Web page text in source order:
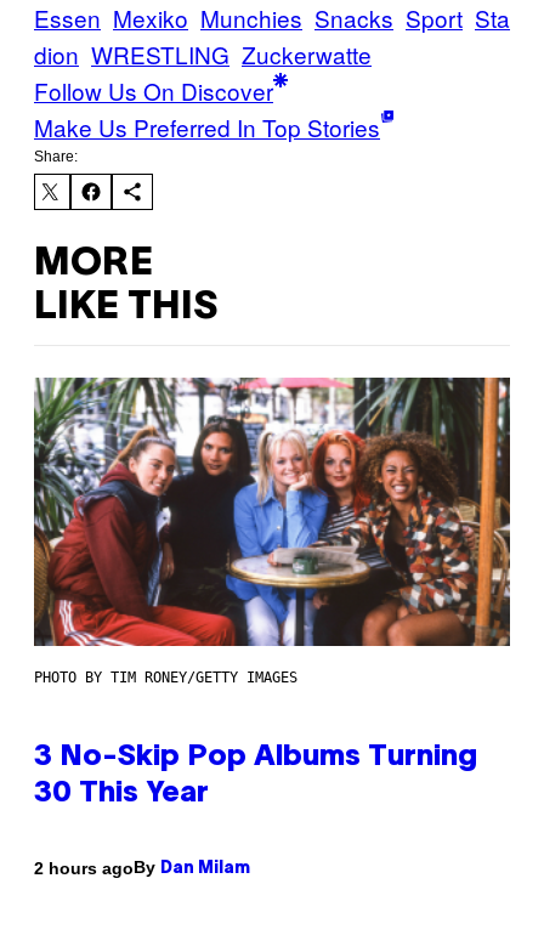
Essen Mexiko Munchies Snacks Sport Sta
dion WRESTLING Zuckerwatte
Follow Us On Discover
Make Us Preferred In Top Stories
Share:
MORE
LIKE THIS
PHOTO BY TIM RONEY/GETTY IMAGES
3 No-Skip Pop Albums Turning
30 This Year
2 hours agoBy Dan Milam